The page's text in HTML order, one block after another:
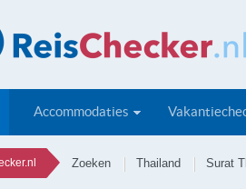
Accommodaties
Zoeken Thailand Surat